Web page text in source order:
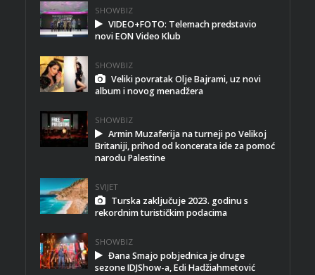
SHOWBIZ
VIDEO+FOTO: Telemach predstavio
novi EON Video Klub
SHOWBIZ
Veliki povratak Olje Bajrami, uz novi
album i novog menadžera
SHOWBIZ
Armin Muzaferija na turneji po Velikoj
Britaniji, prihod od koncerata ide za pomoć
narodu Palestine
SVIJET
Turska zaključuje 2023. godinu s
rekordnim turističkim podacima
SHOWBIZ
Đana Smajo pobjednica je druge
sezone IDJShow-a, Edi Hadžiahmetović